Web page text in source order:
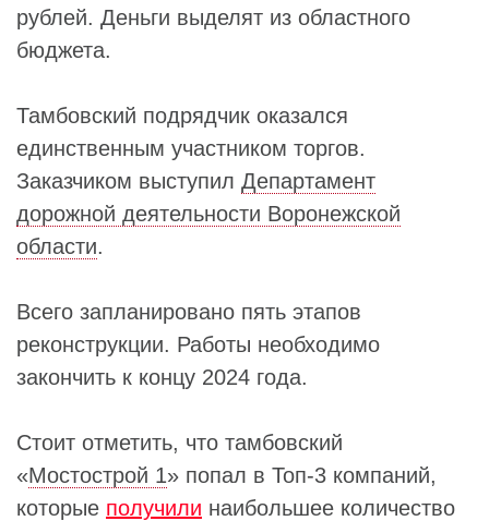
рублей. Деньги выделят из областного
бюджета.
Тамбовский подрядчик оказался
единственным участником торгов.
Заказчиком выступил Департамент
дорожной деятельности Воронежской
области.
Всего запланировано пять этапов
реконструкции. Работы необходимо
закончить к концу 2024 года.
Стоит отметить, что тамбовский
«Мостострой 1» попал в Топ-3 компаний,
которые получили наибольшее количество